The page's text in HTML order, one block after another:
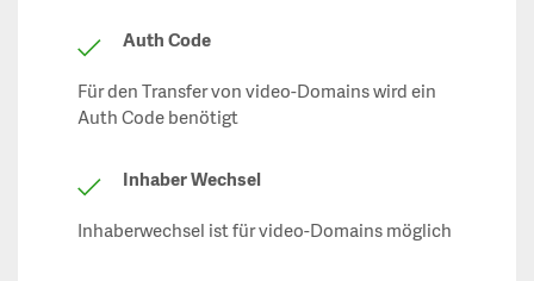
Auth Code
Für den Transfer von video-Domains wird ein
Auth Code benötigt
Inhaber Wechsel
Inhaberwechsel ist für video-Domains möglich